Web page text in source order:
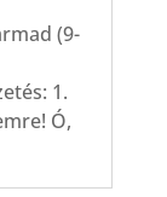
(9-
1.
Ó,